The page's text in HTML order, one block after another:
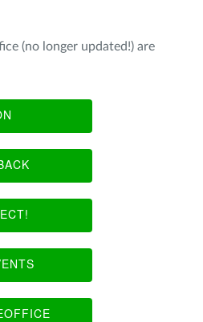
(no longer updated!) are